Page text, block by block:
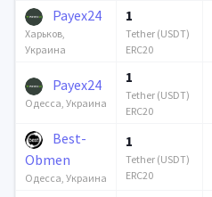
Payex24
Харьков,
Украина
1
Tether (USDT)
ERC20
Payex24
Одесса, Украина
1
Tether (USDT)
ERC20
Best-
Obmen
Одесса, Украина
1
Tether (USDT)
ERC20